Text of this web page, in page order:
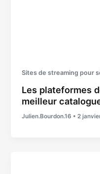
Sites de streaming pour
Les plateformes
meilleur
Julien.Bourdon.16 •2